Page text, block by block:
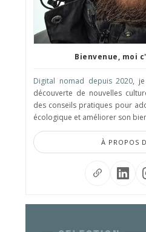
Bienvenue, moi
Digital nomad depuis 2020,
découverte de nouvelles
des conseils pratiques pour
écologique et améliorer son
À PROPOS